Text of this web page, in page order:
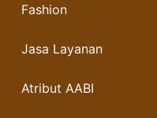
Fashion
Jasa Layanan
Atribut AABI